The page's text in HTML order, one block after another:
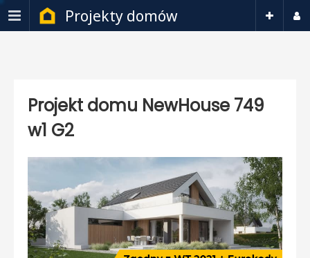
Projekty domów
Projekt domu NewHouse 749
w1 G2